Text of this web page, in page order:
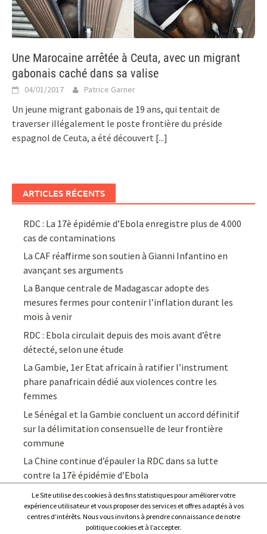
Une Marocaine arrêtée à Ceuta, avec un migrant
gabonais caché dans sa valise
04/01/2017 Patrice Garner
Un jeune migrant gabonais de 19 ans, qui tentait de
traverser illégalement le poste frontière du préside
espagnol de Ceuta, a été découvert [...]
ARTICLES RÉCENTS
RDC : La 17è épidémie d’Ebola enregistre plus de 4.000
cas de contaminations
La CAF réaffirme son soutien à Gianni Infantino en
avançant ses arguments
La Banque centrale de Madagascar adopte des
mesures fermes pour contenir l’inflation durant les
mois à venir
RDC : Ebola circulait depuis des mois avant d’être
détecté, selon une étude
La Gambie, 1er Etat africain à ratifier l’instrument
phare panafricain dédié aux violences contre les
femmes
Le Sénégal et la Gambie concluent un accord définitif
sur la délimitation consensuelle de leur frontière
commune
La Chine continue d’épauler la RDC dans sa lutte
contre la 17è épidémie d’Ebola
Le Site utilise des cookies à des fins statistiques pour améliorer votre
expérience utilisateur et vous proposer des services et offres adaptés à vos
centres d’intérêts. Nous vous invitons à prendre connaissance de notre
politique cookies et à l’accepter.